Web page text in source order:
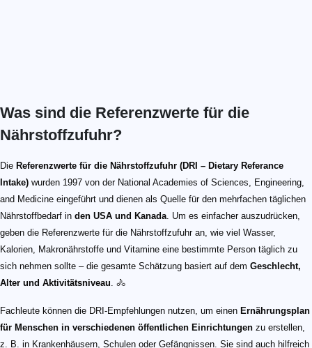
Was sind die Referenzwerte für die
Nährstoffzufuhr?
Die Referenzwerte für die Nährstoffzufuhr (DRI – Dietary Referance
Intake) wurden 1997 von der National Academies of Sciences, Engineering,
and Medicine eingeführt und dienen als Quelle für den mehrfachen täglichen
Nährstoffbedarf in den USA und Kanada. Um es einfacher auszudrücken,
geben die Referenzwerte für die Nährstoffzufuhr an, wie viel Wasser,
Kalorien, Makronährstoffe und Vitamine eine bestimmte Person täglich zu
sich nehmen sollte – die gesamte Schätzung basiert auf dem Geschlecht,
Alter und Aktivitätsniveau. 🚴
Fachleute können die DRI-Empfehlungen nutzen, um einen Ernährungsplan
für Menschen in verschiedenen öffentlichen Einrichtungen zu erstellen,
z. B. in Krankenhäusern, Schulen oder Gefängnissen. Sie sind auch hilfreich